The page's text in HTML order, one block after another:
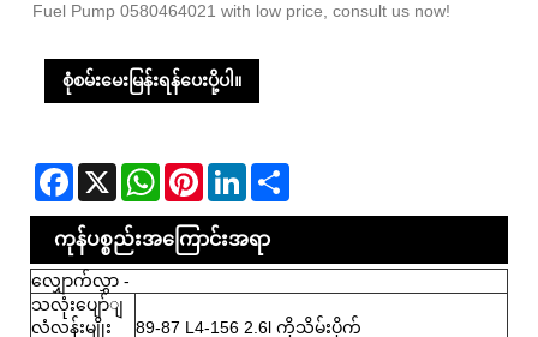
Fuel Pump 0580464021 with low price, consult us now!
စုံစမ်းမေးမြန်းရန်ပေးပို့ပါ။
Facebook
X WhatsAppPinterestLinkedIn
ကုန်ပစ္စည်းအကြောင်းအရာ
လျှောက်လွှာ -
သလုံးပျော်ျ
လံလန်းမျိုး
89-87 L4-156 2.6l ကိုသိမ်းပိုက်